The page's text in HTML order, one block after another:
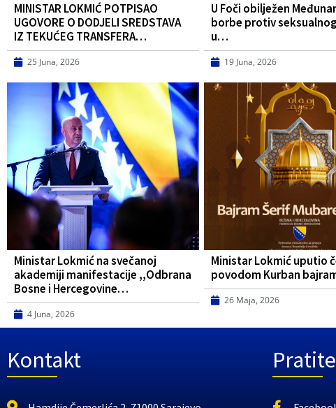
MINISTAR LOKMIĆ POTPISAO
UGOVORE O DODJELI SREDSTAVA
IZ TEKUĆEG TRANSFERA…
25 Juna, 2026
U Foči obilježen
borbe protiv
u…
19 Juna, 2026
Ministar Lokmić na svečanoj
akademiji manifestacije ,,Odbrana
Bosne i Hercegovine…
4 Juna, 2026
Ministar Lokmić uputio
povodom Kurban
26 Maja, 2026
Kontakt